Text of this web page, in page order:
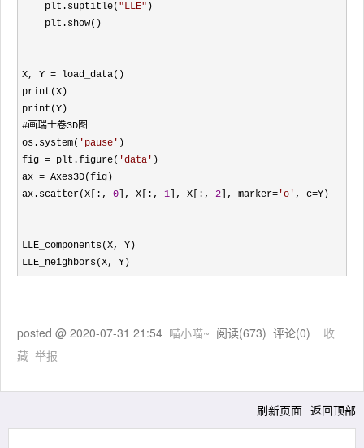
    plt.suptitle(
"LLE" )
X, Y = load_data()
print(X)
print(Y)
#画瑞士卷3D图
os.system( ' pause ' )
fig = plt.figure( 'data ' )
ax = Axes3D(fig)
ax.scatter(X[:, 0 ], X[:, 1 ], X[:, 2 ], marker= 'o ' , c=Y)
LLE_components(X, Y)
LLE_neighbors(X, Y)
posted @ 2020-07-31 21:54 喵小喵~ 阅读(673) 评论(0) 收
藏 举报
刷新页面 返回顶部